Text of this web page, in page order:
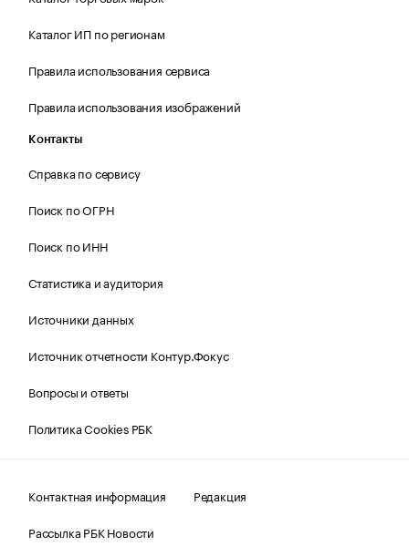
Каталог ИП по регионам
Правила использования сервиса
Правила использования изображений
Контакты
Справка по сервису
Поиск по ОГРН
Поиск по ИНН
Статистика и аудитория
Источники данных
Источник отчетности Контур.Фокус
Вопросы и ответы
Политика Cookies РБК
Контактная информация
Редакция
Рассылка РБК Новости